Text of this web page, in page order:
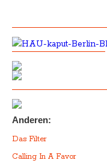
Anderen:
Das Filter
Calling In A Favor